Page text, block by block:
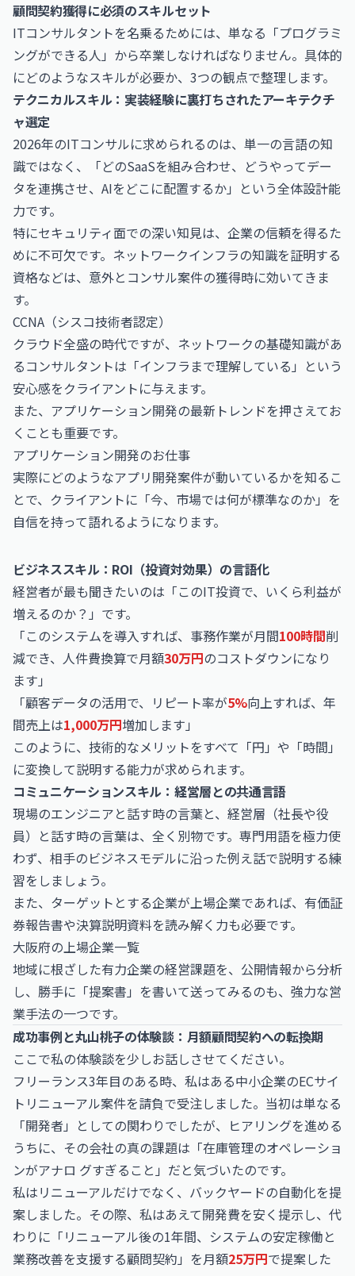
顧問契約獲得に必須のスキルセット
ITコンサルタントを名乗るためには、単なる「プログラミ
ングができる人」から卒業しなければなりません。具体的
にどのようなスキルが必要か、3つの観点で整理します。
テクニカルスキル：実装経験に裏打ちされたアーキテクチ
ャ選定
2026年のITコンサルに求められるのは、単一の言語の知
識ではなく、「どのSaaSを組み合わせ、どうやってデー
タを連携させ、AIをどこに配置するか」という全体設計能
力です。
特にセキュリティ面での深い知見は、企業の信頼を得るた
めに不可欠です。ネットワークインフラの知識を証明する
資格などは、意外とコンサル案件の獲得時に効いてきま
す。
CCNA（シスコ技術者認定）
クラウド全盛の時代ですが、ネットワークの基礎知識があ
るコンサルタントは「インフラまで理解している」という
安心感をクライアントに与えます。
また、アプリケーション開発の最新トレンドを押さえてお
くことも重要です。
アプリケーション開発のお仕事
実際にどのようなアプリ開発案件が動いているかを知るこ
とで、クライアントに「今、市場では何が標準なのか」を
自信を持って語れるようになります。
ビジネススキル：ROI（投資対効果）の言語化
経営者が最も聞きたいのは「このIT投資で、いくら利益が
増えるのか？」です。
「このシステムを導入すれば、事務作業が月間100時間削
減でき、人件費換算で月額30万円のコストダウンになり
ます」
「顧客データの活用で、リピート率が5%向上すれば、年
間売上は1,000万円増加します」
このように、技術的なメリットをすべて「円」や「時間」
に変換して説明する能力が求められます。
コミュニケーションスキル：経営層との共通言語
現場のエンジニアと話す時の言葉と、経営層（社長や役
員）と話す時の言葉は、全く別物です。専門用語を極力使
わず、相手のビジネスモデルに沿った例え話で説明する練
習をしましょう。
また、ターゲットとする企業が上場企業であれば、有価証
券報告書や決算説明資料を読み解く力も必要です。
大阪府の上場企業一覧
地域に根ざした有力企業の経営課題を、公開情報から分析
し、勝手に「提案書」を書いて送ってみるのも、強力な営
業手法の一つです。
成功事例と丸山桃子の体験談：月額顧問契約への転換期
ここで私の体験談を少しお話しさせてください。
フリーランス3年目のある時、私はある中小企業のECサイ
トリニューアル案件を請負で受注しました。当初は単なる
「開発者」としての関わりでしたが、ヒアリングを進める
うちに、その会社の真の課題は「在庫管理のオペレーショ
ンがアナロ グすぎること」だと気づいたのです。
私はリニューアルだけでなく、バックヤードの自動化を提
案しました。その際、私はあえて開発費を安く提示し、代
わりに「リニューアル後の1年間、システムの安定稼働と
業務改善を支援する顧問契約」を月額25万円で提案した